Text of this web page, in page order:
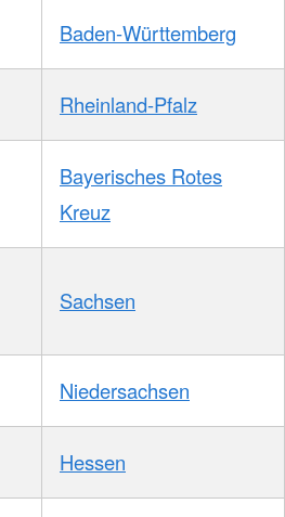
Baden-Württemberg
Rheinland-Pfalz
Bayerisches Rotes
Kreuz
Sachsen
Niedersachsen
Hessen